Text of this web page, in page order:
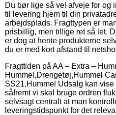
Du bør lige så vel afveje for og
til levering hjem til din
arbejdsplads. Fragttypen er
prisbillig, men tillige ret så let.
er dog at hente produkterne
du er med kort afstand til
Fragttiden på AA – Extra –
Hummel,Drengetøj,Hummel
SS21,Hummel Udsalg kan
såfremt vi skal bruge ordren
selvsagt centralt at man
leveringstidspunkt for det